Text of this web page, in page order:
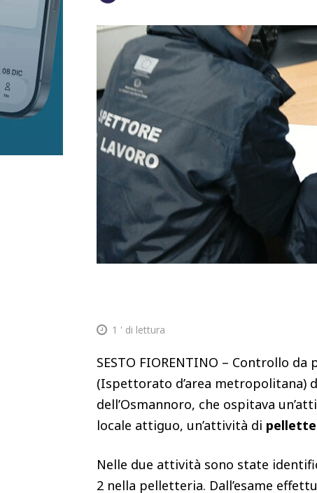
1 ' di lettura
SESTO FIORENTINO – Controllo
(Ispettorato d’area metropolitana)
dell’Osmannoro, che ospitava
locale attiguo, un’attività di
Nelle due attività sono state
2 nella pelletteria. Dall’esame